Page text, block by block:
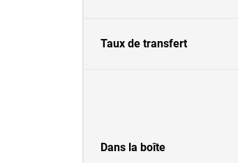
Taux de transfert
Dans la boîte